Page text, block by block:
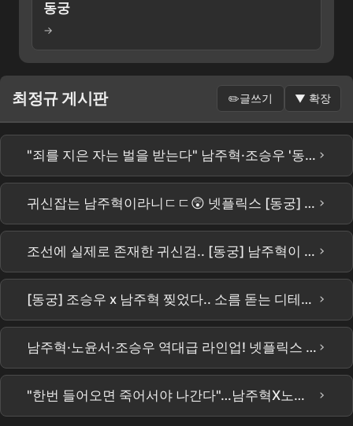
동궁
→
최정규 게시판 ✏️글쓰기 ▼ 확장
"죄를 지은 자는 벌을 받는다" 남주혁·조승우 '동궁', 전소 위기 이겨내고 7월 17일 공개 ›
귀신잡는 남주혁이라니ㄷㄷ😲 넷플릭스 [동궁] 티저 예고편 공개 #남주혁 #노윤서 #조승우 #장영남 #namjoohyuk ›
조선에 실제로 존재한 귀신검.. [동궁] 남주혁이 들었다ㄷㄷ ›
[동궁] 조승우 x 남주혁 찢었다.. 소름 돋는 디테일ㄷㄷ 넷플릭스 신작 [동궁] 티저 정밀 분석!이건 재미있는 건 다 있는데??? #the east palace #netflix ›
남주혁·노윤서·조승우 역대급 라인업! 넷플릭스 오컬트 사극 '동궁' 내달 17일 공개 #동궁 #넷플릭스 #남주혁 #노윤서 #조승우 ›
"한번 들어오면 죽어서야 나간다"…남주혁X노윤서, 조승우가 부른 저주의 궁 '동궁'의 정체는? ›